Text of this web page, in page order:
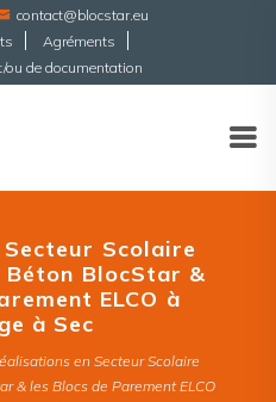
contact@blocstar.eu
Agréments
ou de documentation
Scolaire
Béton BlocStar &
ELCO à
à Sec
en Secteur Scolaire
& les Blocs de Parement ELCO